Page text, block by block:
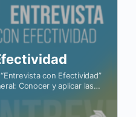
con Efectividad”
Conocer y aplicar las
los periodistas